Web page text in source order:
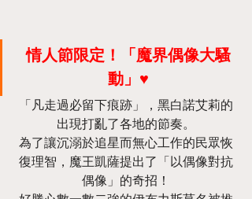
情人節限定！「魔界偶像大騷
動」♥
「凡走過必留下痕跡」，黑白諾艾莉的
出現打亂了各地的節奏。
為了讓沉溺於追星而無心工作的民眾恢
復理智，魔王凱薩提出了「以偶像對抗
偶像」的奇招！